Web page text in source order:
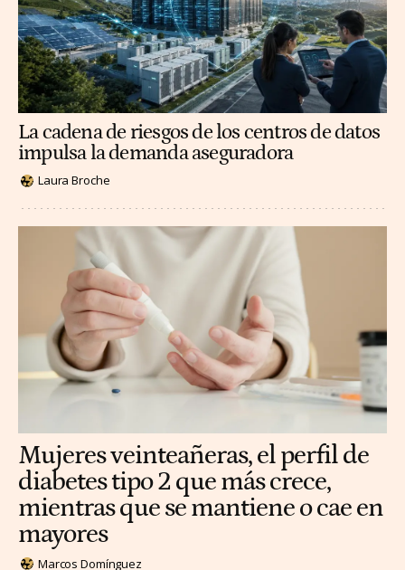
La cadena de riesgos de los centros de datos
impulsa la demanda aseguradora
Laura Broche
Mujeres veinteañeras, el perfil de
diabetes tipo 2 que más crece,
mientras que se mantiene o cae en
mayores
Marcos Domínguez